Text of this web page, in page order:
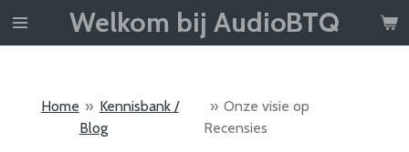
Ga
hoofdinhoud
Welkom bij AudioBTQ
Home » Kennisbank /
Blog
» Onze visie op
Recensies